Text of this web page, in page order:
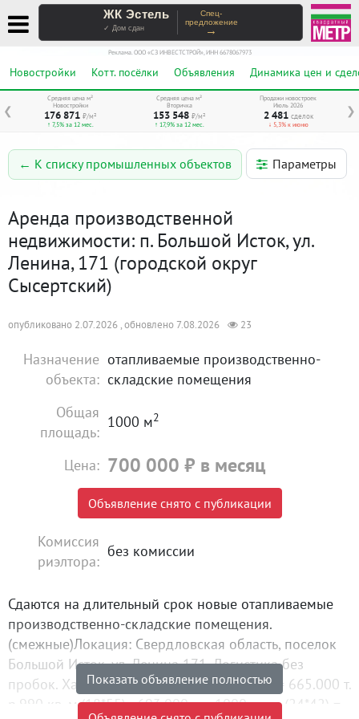
ЖК Эстель
✓ Дом сдан
Спец-
предложение
→
Реклама. ООО «СЗ ИНВЕСТСТРОЙ», ИНН 6678067973
Новостройки Котт. посёлки Объявления Динамика цен и
❮ ❯
Средняя цена м²
Новостройки
176 871 ₽/м²
↑ 7,5% за 12 мес.
Средняя цена м²
Вторичка
153 548 ₽/м²
↑ 17,9% за 12 мес.
Продажи новостроек
Июль 2026
2 481 сделок
↓ 5,3% к июню
← К списку промышленных объектов Параметры
Аренда производственной
недвижимости: п. Большой Исток, ул.
Ленина, 171 (городской округ
Сысертский)
опубликовано 2.07.2026 , обновлено 7.08.2026 23
Назначение
объекта:
отапливаемые производственно-
складские помещения
Общая
площадь:
1000 м2
Цена: 700 000 ₽ в месяц
Объявление снято с публикации
Комиссия
риэлтора:
без комиссии
Сдаются на длительный срок новые отапливаемые
производственно-складские помещения.
(смежные)Локация: Свердловская область, поселок
Большой Исток, ул. Ленина 171. Логистика без
пробок. Характеристика:950 кв. м.(18*53) = 665.000 т.
р.990 кв. м.(18*55) =693.000 т. р.1000 кв. м.(24*42) =
Показать объявление полностью